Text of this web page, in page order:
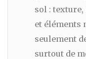
sol : texture,
et éléments
seulement
surtout de